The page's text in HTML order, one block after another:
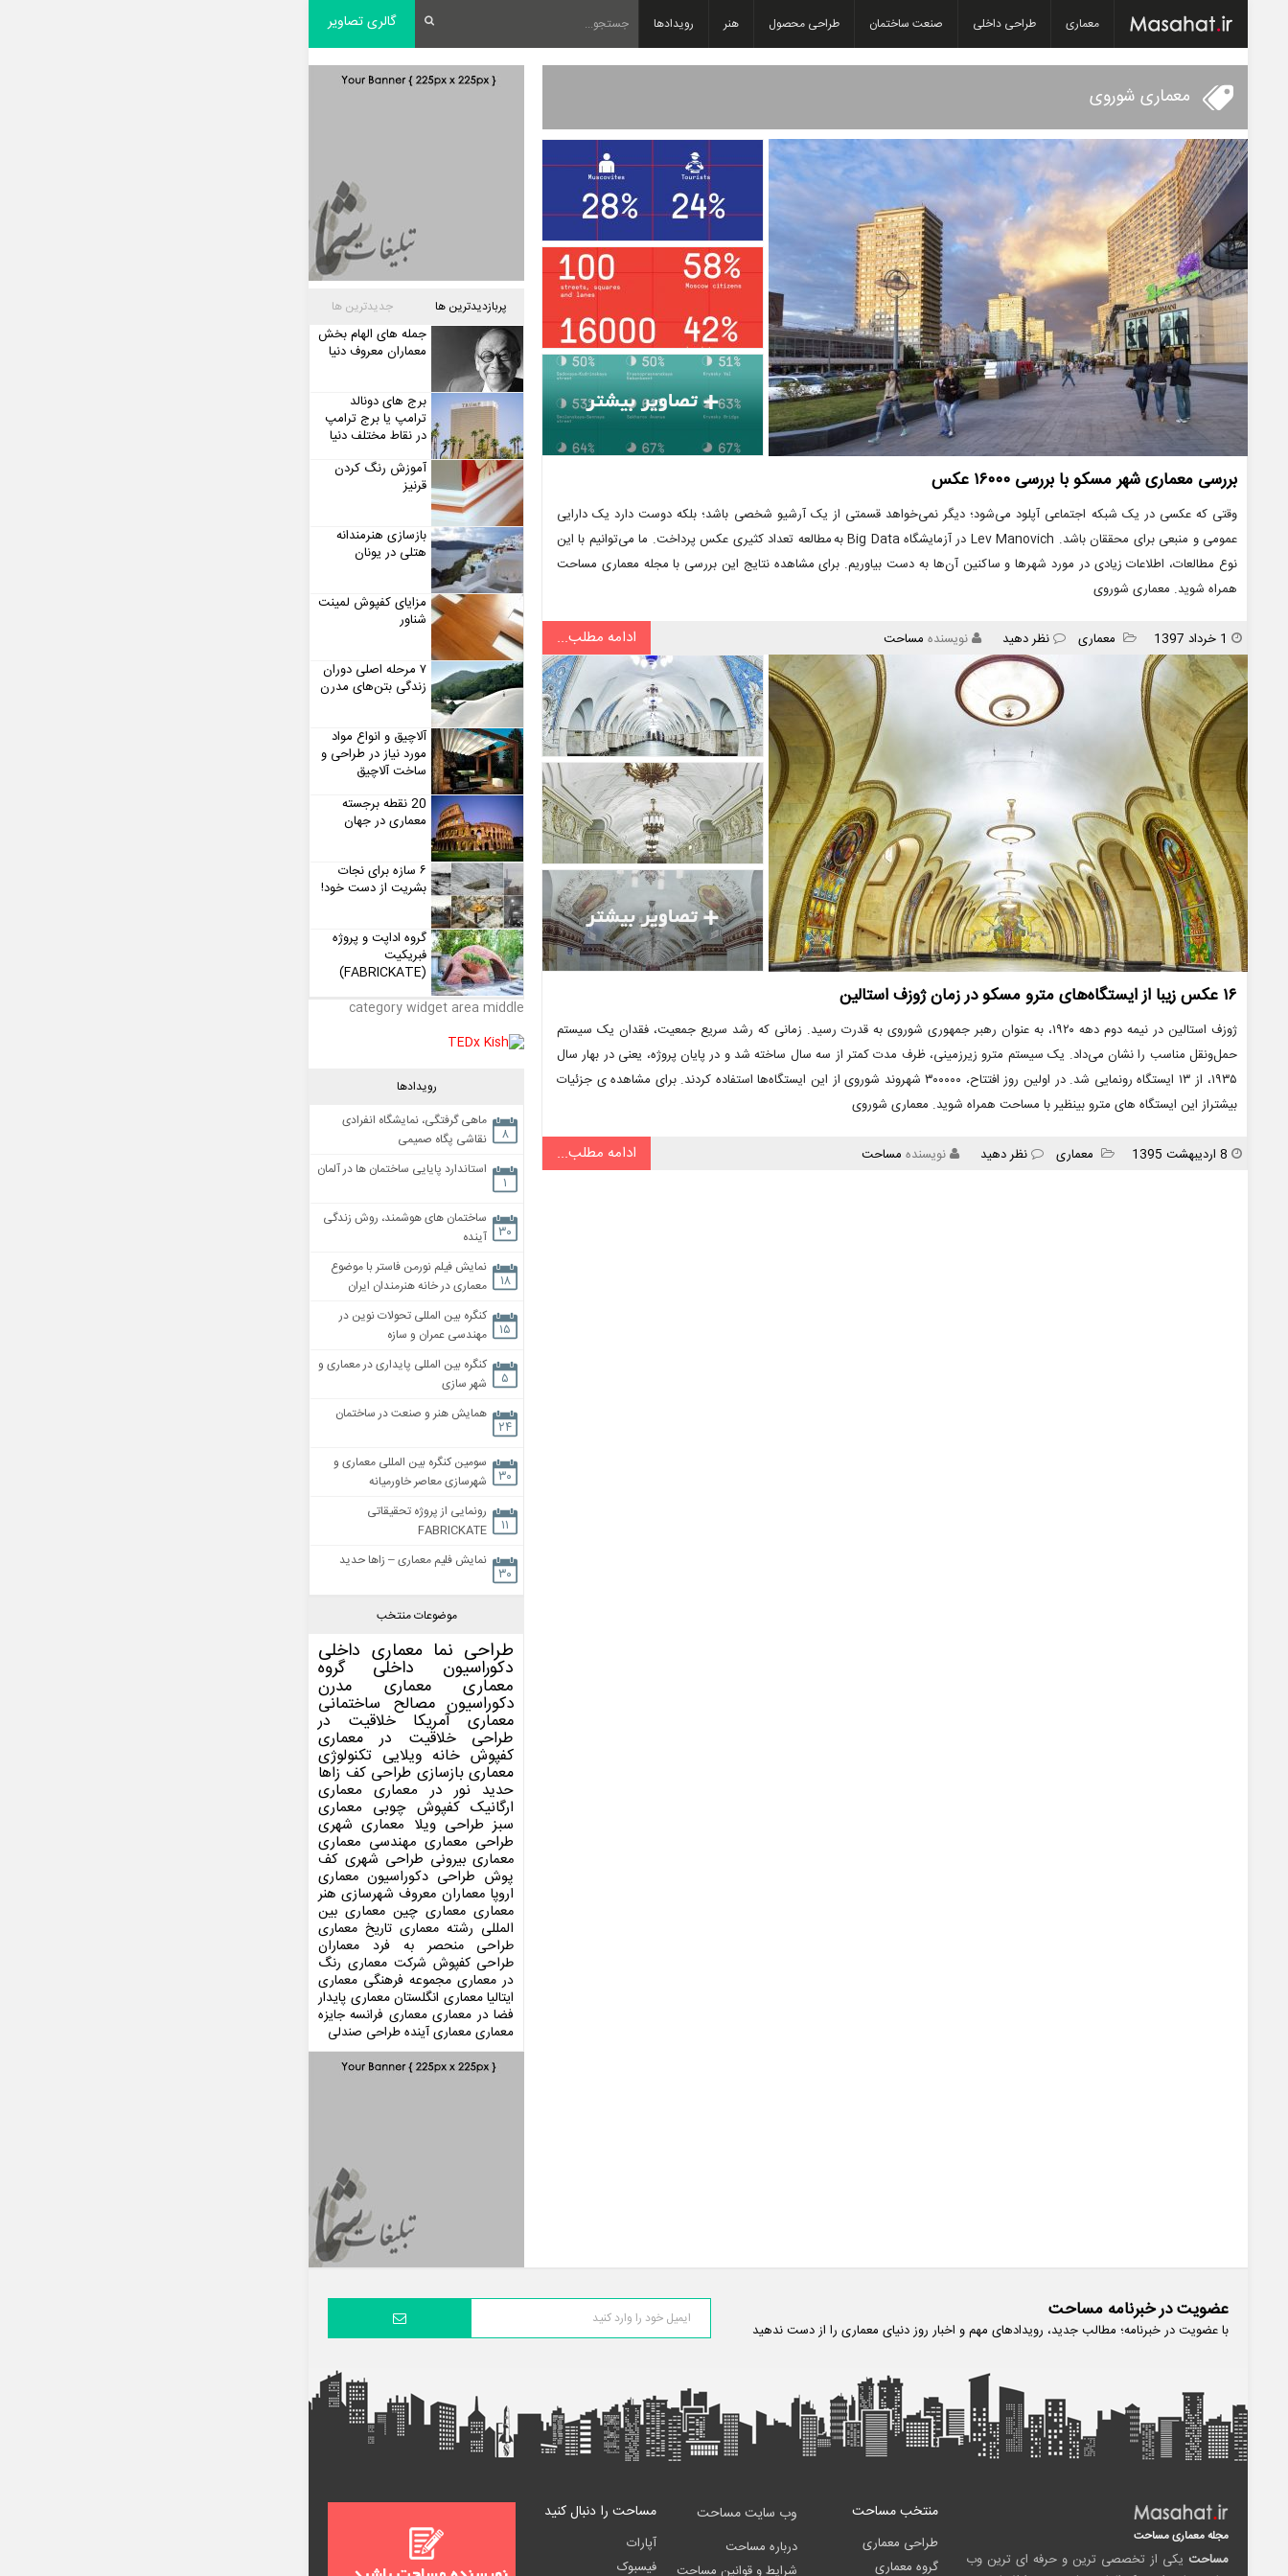
معماری طراحی داخلی صنعت ساختمان طراحی محصول هنر رویدادها گالری تصاویر
معماری شوروی
بررسی معماری شهر مسکو با بررسی ۱۶۰۰۰ عکس
وقتی که عکسی در یک شبکه اجتماعی آپلود می‌شود؛ دیگر نمی‌خواهد قسمتی از یک آرشیو شخصی باشد؛ بلکه دوست دارد یک دارایی
عمومی و منبعی برای محققان باشد. Lev Manovich در آزمایشگاه Big Data به مطالعه تعداد کثیری عکس پرداخت. ما می‌توانیم با این
نوع مطالعات، اطلاعات زیادی در مورد شهرها و ساکنین آن‌ها به دست بیاوریم. برای مشاهده نتایج این بررسی با مجله معماری مساحت
همراه شوید. معماری شوروی
انتشار1 خرداد 1397
دسته
معماری نظر دهید نویسنده مساحت ادامه مطلب...
۱۶ عکس زیبا از ایستگاه‌های مترو مسکو در زمان ژوزف استالین
ژوزف استالین در نیمه دوم دهه ۱۹۲۰، به عنوان رهبر جمهوری شوروی به قدرت رسید. زمانی که رشد سریع جمعیت، فقدان یک سیستم
حمل‌ونقل مناسب را نشان می‌داد. یک سیستم مترو زیرزمینی، ظرف مدت کمتر از سه سال ساخته شد و در پایان پروژه، یعنی در بهار سال
۱۹۳۵، از ۱۳ ایستگاه رونمایی شد. در اولین روز افتتاح، ۳۰۰۰۰۰ شهروند شوروی از این ایستگاه‌ها استفاده کردند. برای مشاهده ی جزئیات
بیشتراز این ایستگاه های مترو بینظیر با مساحت همراه شوید. معماری شوروی
انتشار
8 اردیبهشت 1395
دسته
معماری نظر دهید نویسنده مساحت ادامه مطلب...
پربازدیدترین ها جدیدترین ها
جمله های الهام بخش
معماران معروف دنیا
برج های دونالد
ترامپ یا برج ترامپ
در نقاط مختلف دنیا
آموزش رنگ کردن
قرنیز
بازسازی هنرمندانه
هتلی در یونان
مزایای کفپوش لمینت
شناور
۷ مرحله اصلی دوران
زندگی بتن‌های مدرن
آلاچیق و انواع مواد
مورد نیاز در طراحی و
ساخت آلاچیق
20 نقطه برجسته
معماری در جهان
۶ سازه برای نجات
بشریت از دست خود!
گروه اداپت و پروژه
فبریکیت
(FABRICKATE)
category widget area middle
رویدادها
۸
ماهی گرفتگی، نمایشگاه انفرادی
نقاشی پگاه صمیمی
۱
استاندارد پایایی ساختمان ها در آلمان
۳۰
ساختمان های هوشمند، روش زندگی
آینده
۱۸
نمایش فیلم نورمن فاستر با موضوع
معماری در خانه هنرمندان ایران
۱۵
کنگره بین المللی تحولات نوین در
مهندسی عمران و سازه
۵
کنگره بین المللی پایداری در معماری و
شهر سازی
۲۴
همایش هنر و صنعت در ساختمان
۳۰
سومین کنگره بین المللی معماری و
شهرسازی معاصر خاورمیانه
۱۱
رونمایی از پروژه تحقیقاتی
FABRICKATE
۳۰
نمایش فلیم معماری – زاها حدید
موضوعات منتخب
طراحی نما معماری داخلی
دکوراسیون داخلی گروه
معماری معماری مدرن
دکوراسیون مصالح ساختمانی
معماری آمریکا خلاقیت در
طراحی خلاقیت در معماری
کفپوش خانه ویلایی تکنولوژی
معماری بازسازی طراحی کف زاها
حدید نور در معماری معماری
ارگانیک کفپوش چوبی معماری
سبز طراحی ویلا معماری شهری
طراحی معماری مهندسی معماری
معماری بیرونی طراحی شهری کف
پوش طراحی دکوراسیون معماری
اروپا معماران معروف شهرسازی هنر
معماری معماری چین معماری بین
المللی رشته معماری تاریخ معماری
طراحی منحصر به فرد معماران
طراحی کفپوش شرکت معماری رنگ
در معماری مجموعه فرهنگی معماری
ایتالیا معماری انگلستان معماری پایدار
فضا در معماری معماری فرانسه جایزه
معماریمعماری آیندهطراحی صندلی
عضویت در خبرنامه مساحت
با عضویت در خبرنامه؛ مطالب جدید، رویدادهای مهم و اخبار روز دنیای معماری را از دست ندهید
مجله معماری مساحت
مساحت یکی از تخصصی ترین و حرفه ای ترین وب
منتخب مساحت
طراحی معماری
گروه معماری
وب سایت مساحت
درباره مساحت
شرایط و قوانین مساحت
مساحت را دنبال کنید
آپارات
فیسبوک